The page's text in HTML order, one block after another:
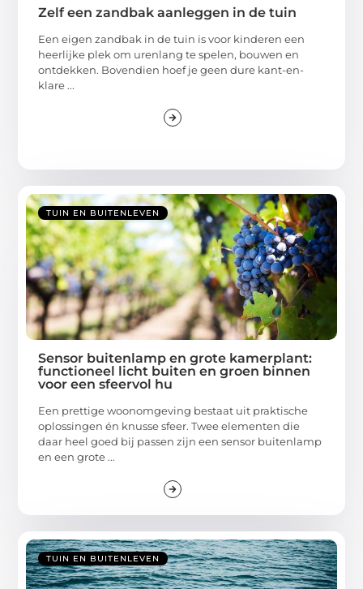
Zelf een zandbak aanleggen in de tuin
Een eigen zandbak in de tuin is voor kinderen een
heerlijke plek om urenlang te spelen, bouwen en
ontdekken. Bovendien hoef je geen dure kant-en-
klare ...
TUIN EN BUITENLEVEN
Sensor buitenlamp en grote kamerplant:
functioneel licht buiten en groen binnen
voor een sfeervol hu
Een prettige woonomgeving bestaat uit praktische
oplossingen én knusse sfeer. Twee elementen die
daar heel goed bij passen zijn een sensor buitenlamp
en een grote ...
TUIN EN BUITENLEVEN